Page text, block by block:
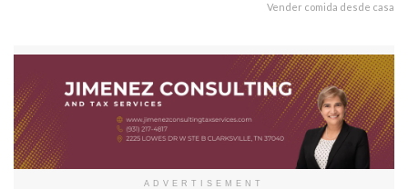
Vender comida desde casa
ADVERTISEMENT